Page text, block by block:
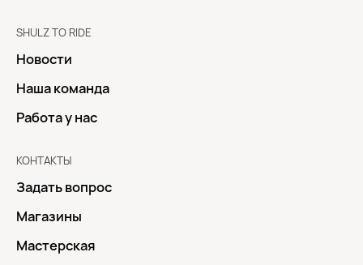
SHULZ TO RIDE
Новости
Наша команда
Работа у нас
КОНТАКТЫ
Задать вопрос
Магазины
Мастерская